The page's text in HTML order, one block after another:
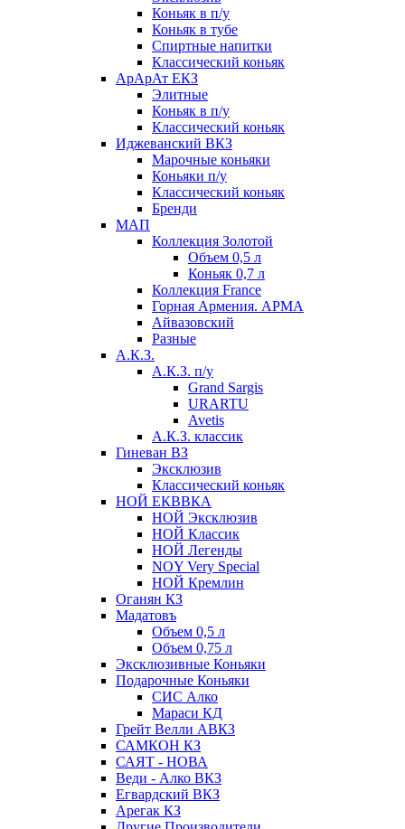
Коньяк в п/у
Коньяк в тубе
Спиртные напитки
Классический коньяк
АрАрАт ЕКЗ
Элитные
Коньяк в п/у
Классический коньяк
Иджеванский ВКЗ
Марочные коньяки
Коньяки п/у
Классический коньяк
Бренди
МАП
Коллекция Золотой
Объем 0,5 л
Коньяк 0,7 л
Коллекция France
Горная Армения. АРМА
Айвазовский
Разные
А.К.З.
А.К.З. п/у
Grand Sargis
URARTU
Avetis
А.К.З. классик
Гиневан ВЗ
Эксклюзив
Классический коньяк
НОЙ ЕКВВКА
НОЙ Эксклюзив
НОЙ Классик
НОЙ Легенды
NOY Very Speсial
НОЙ Кремлин
Оганян КЗ
Мадатовъ
Объем 0,5 л
Объем 0,75 л
Эксклюзивные Коньяки
Подарочные Коньяки
СИС Алко
Мараси КД
Грейт Велли АВКЗ
САМКОН КЗ
САЯТ - НОВА
Веди - Алко ВКЗ
Егвардский ВКЗ
Арегак КЗ